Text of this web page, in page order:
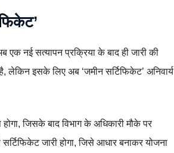
एक नई सत्यापन प्रक्रिया के बाद ही जारी की
इसके लिए अब ‘जमीन सर्टिफिकेट’ अनिवार्य
जिसके बाद विभाग के अधिकारी मौके पर
जारी होगा, जिसे आधार बनाकर योजना